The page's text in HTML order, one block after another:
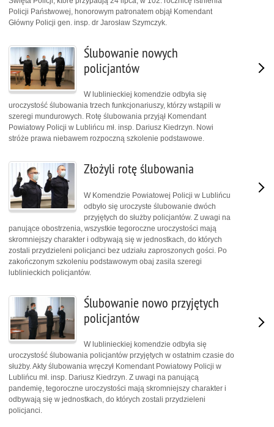
Policji Państwowej, honorowym patronatem objął Komendant
Główny Policji gen. insp. dr Jarosław Szymczyk.
Ślubowanie nowych
policjantów
W lublinieckiej komendzie odbyła się
uroczystość ślubowania trzech funkcjonariuszy, którzy wstąpili w
szeregi mundurowych. Rotę ślubowania przyjął Komendant
Powiatowy Policji w Lublińcu mł. insp. Dariusz Kiedrzyn. Nowi
stróże prawa niebawem rozpoczną szkolenie podstawowe.
Złożyli rotę ślubowania
W Komendzie Powiatowej Policji w Lublińcu
odbyło się uroczyste ślubowanie dwóch
przyjętych do służby policjantów. Z uwagi na
panujące obostrzenia, wszystkie tegoroczne uroczystości mają
skromniejszy charakter i odbywają się w jednostkach, do których
zostali przydzieleni policjanci bez udziału zaproszonych gości. Po
zakończonym szkoleniu podstawowym obaj zasila szeregi
lublinieckich policjantów.
Ślubowanie nowo przyjętych
policjantów
W lublinieckiej komendzie odbyła się
uroczystość ślubowania policjantów przyjętych w ostatnim czasie do
służby. Akty ślubowania wręczył Komendant Powiatowy Policji w
Lublińcu mł. insp. Dariusz Kiedrzyn. Z uwagi na panującą
pandemię, tegoroczne uroczystości mają skromniejszy charakter i
odbywają się w jednostkach, do których zostali przydzieleni
policjanci.